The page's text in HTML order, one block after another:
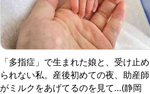
「多指症」で生まれた娘と、受け止め
られない私。産後初めての夜、助産師
がミルクをあげてるのを見て...(静岡